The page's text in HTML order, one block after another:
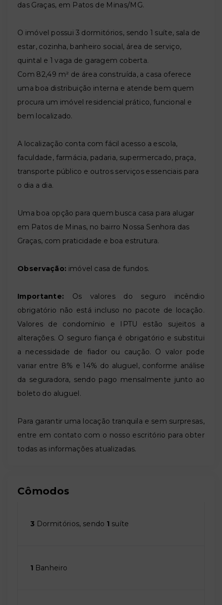
das Graças, em Patos de Minas/MG.
O imóvel possui 3 dormitórios, sendo 1 suíte, sala de
estar, cozinha, banheiro social, área de serviço,
quintal e 1 vaga de garagem coberta.
Com 82,49 m² de área construída, a casa oferece
uma boa distribuição interna e atende bem quem
procura um imóvel residencial prático, funcional e
bem localizado.
A localização conta com fácil acesso a escola,
faculdade, farmácia, padaria, supermercado, praça,
transporte público e outros serviços essenciais para
o dia a dia.
Uma boa opção para quem busca casa para alugar
em Patos de Minas, no bairro Nossa Senhora das
Graças, com praticidade e boa estrutura.
Observação: imóvel casa de fundos.
Importante: Os valores do seguro incêndio
obrigatório não está incluso no pacote de locação.
Valores de condomínio e IPTU estão sujeitos a
alterações. O seguro fiança é obrigatório e substitui
a necessidade de fiador ou caução. O valor pode
variar entre 8% e 14% do aluguel, conforme análise
da seguradora, sendo pago mensalmente junto ao
boleto do aluguel.
Para garantir uma locação tranquila e sem surpresas,
entre em contato com o nosso escritório para obter
todas as informações atualizadas.
Cômodos
3 Dormitórios, sendo 1 suíte
1 Banheiro